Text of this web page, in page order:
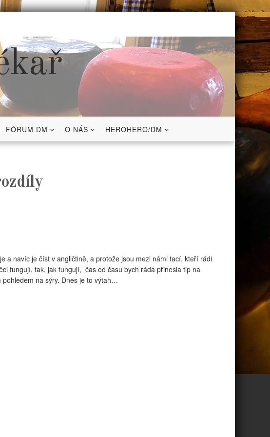
FÓRUM DM O NÁS HEROHERO/DM
a navíc je číst v angličtině, a protože jsou mezi námi tací, kteří rádi
fungují, tak, jak fungují, čas od času bych ráda přinesla tip na
na sýry. Dnes je to výtah…